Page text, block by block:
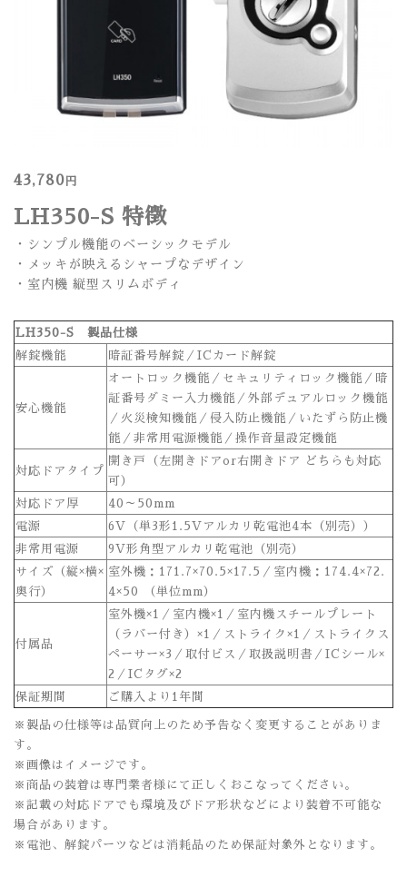
43,780 円
LH350-S 特徴
・シンプル機能のベーシックモデル
・メッキが映えるシャープなデザイン
・室内機 縦型スリムボディ
LH350-S 製品仕様
解錠機能
暗証番号解錠／ICカード解錠
安心機能
オートロック機能／セキュリティロック機能／暗
証番号ダミー入力機能／外部デュアルロック機能
／火災検知機能／侵入防止機能／いたずら防止機
能／非常用電源機能／操作音量設定機能
対応ドアタイプ
開き戸（左開きドアor右開きドア どちらも対応
可）
対応ドア厚
40～50mm
電源
6V（単3形1.5Vアルカリ乾電池4本（別売））
非常用電源
9V形角型アルカリ乾電池（別売）
サイズ（縦×横×
奥行）
室外機：171.7×70.5×17.5／室内機：174.4×72.
4×50 （単位mm）
付属品
室外機×1／室内機×1／室内機スチールプレート
（ラバー付き）×1／ストライク×1／ストライクス
ペーサー×3／取付ビス／取扱説明書／ICシール×
2／ICタグ×2
保証期間
ご購入より1年間
※製品の仕様等は品質向上のため予告なく変更することがありま
す。
※画像はイメージです。
※商品の装着は専門業者様にて正しくおこなってください。
※記載の対応ドアでも環境及びドア形状などにより装着不可能な
場合があります。
※電池、解錠パーツなどは消耗品のため保証対象外となります。